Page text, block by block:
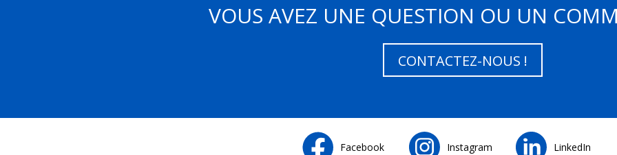
VOUS AVEZ UNE QUESTION OU UN
CONTACTEZ-NOUS !
Facebook Instagram LinkedIn